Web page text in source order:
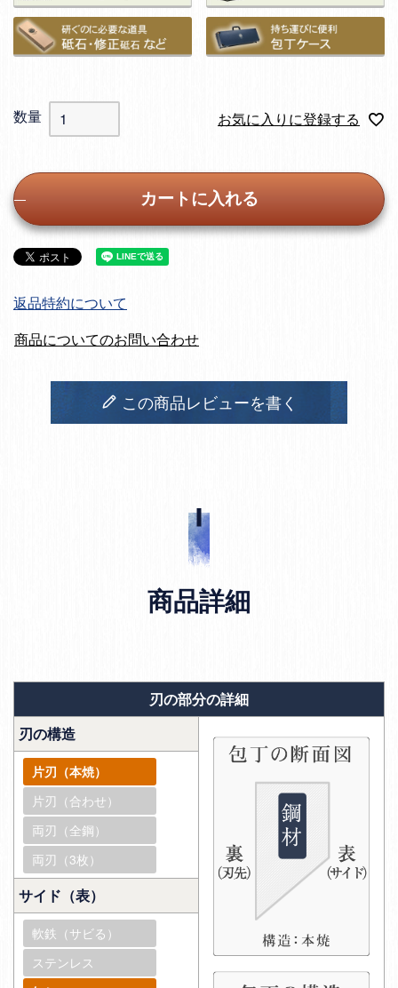
お気に入りに登録する
カートに入れる
返品特約について
商品についてのお問い合わせ
この商品レビューを書く
商品詳細
刃の部分の詳細
刃の構造
片刃（本焼）
片刃（合わせ）
両刃（全鋼）
両刃（3枚）
サイド（表）
軟鉄（サビる）
ステンレス